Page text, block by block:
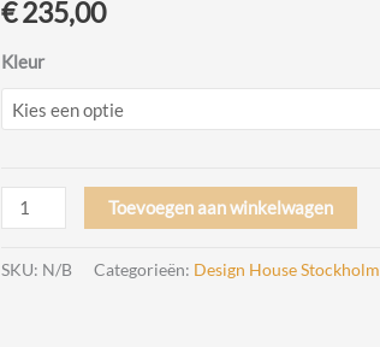
€235,00
Kleur
Mellow
Clock
Design
Toevoegen aan winkelwagen
SKU: N/B Categorieën: Design House Stockholm